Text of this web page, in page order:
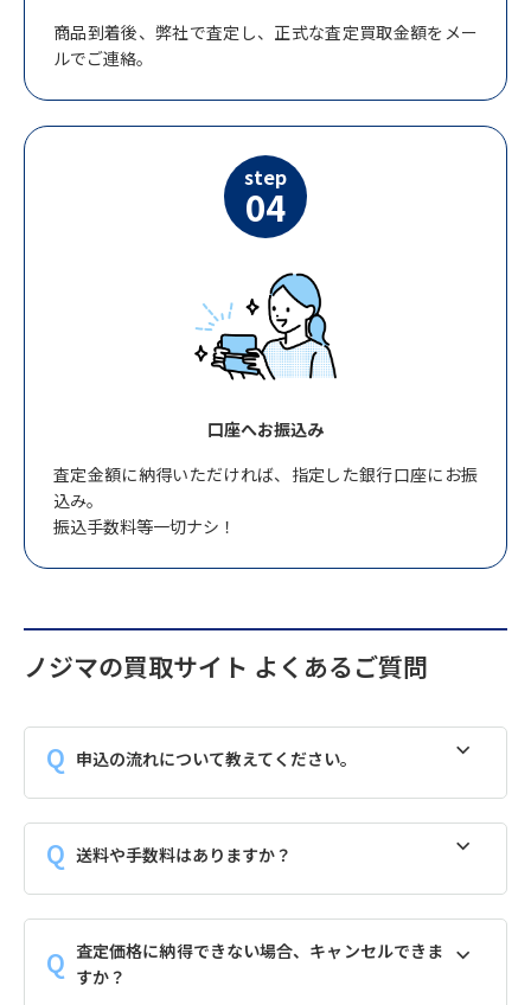
商品到着後、弊社で査定し、正式な査定買取金額をメー
ルでご連絡。
step
04
口座へお振込み
査定金額に納得いただければ、指定した銀行口座にお振
込み。
振込手数料等一切ナシ！
ノジマの買取サイト よくあるご質問
申込の流れについて教えてください。
送料や手数料はありますか？
査定価格に納得できない場合、キャンセルできま
すか？